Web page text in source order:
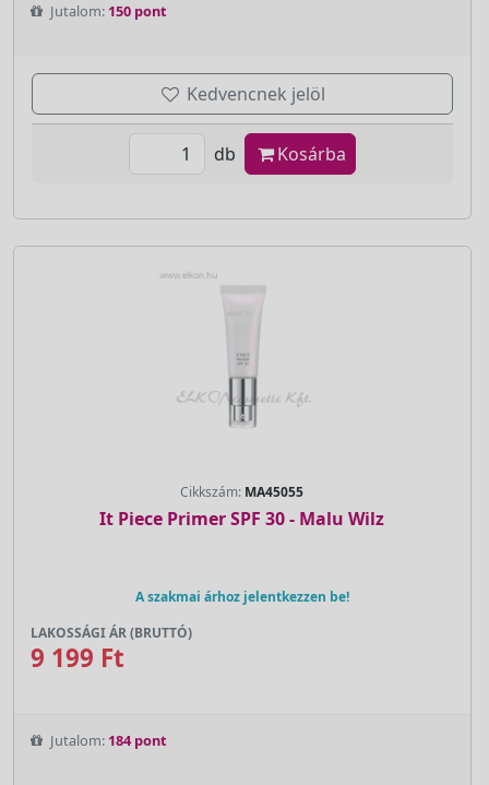
Jutalom: 150 pont
Kedvencnek jelöl
db Kosárba
Cikkszám: MA45055
It Piece Primer SPF 30 - Malu Wilz
A szakmai árhoz jelentkezzen be!
LAKOSSÁGI ÁR (BRUTTÓ)
9 199 Ft
Jutalom: 184 pont